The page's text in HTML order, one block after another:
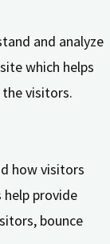
and analyze
which helps
visitors.
how visitors
provide
bounce